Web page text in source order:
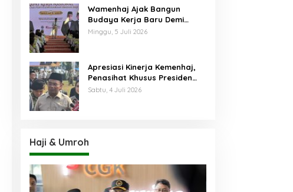
Wamenhaj Ajak Bangun
Budaya Kerja Baru Demi
Pelayanan Terbaik bagi
Minggu, 5 Juli 2026
Apresiasi Kinerja Kemenhaj,
Penasihat Khusus Presiden
Nilai Transisi
Sabtu, 4 Juli 2026
Haji & Umroh